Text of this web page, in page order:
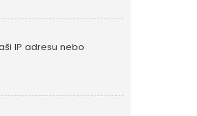
IP adresu nebo